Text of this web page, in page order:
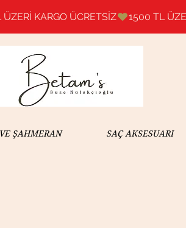
ŞAHMERAN SAÇ AKSESUARI